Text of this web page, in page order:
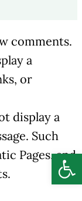
comments.
a
or
display a
Such
Pages, and